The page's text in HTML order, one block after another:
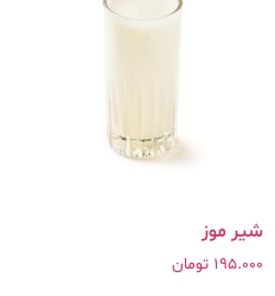
شیر موز
195.000 تومان